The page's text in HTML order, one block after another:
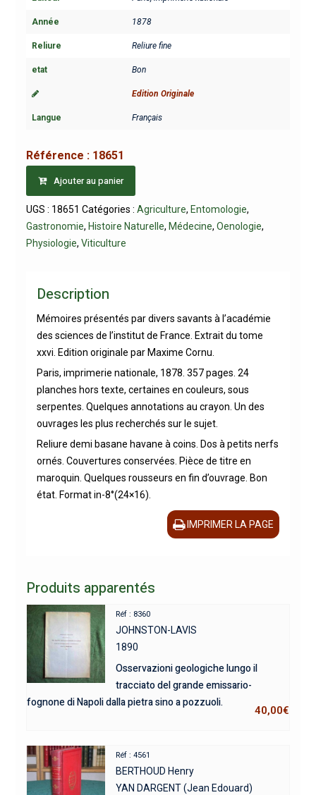
Année 1878
Reliure Reliure fine
etat Bon
Edition Originale
Langue Français
Référence : 18651
Ajouter au panier
UGS : 18651 Catégories : Agriculture, Entomologie,
Gastronomie, Histoire Naturelle, Médecine, Oenologie,
Physiologie, Viticulture
Description
Mémoires présentés par divers savants à l’académie
des sciences de l’institut de France. Extrait du tome
xxvi. Edition originale par Maxime Cornu.
Paris, imprimerie nationale, 1878. 357 pages. 24
planches hors texte, certaines en couleurs, sous
serpentes. Quelques annotations au crayon. Un des
ouvrages les plus recherchés sur le sujet.
Reliure demi basane havane à coins. Dos à petits nerfs
ornés. Couvertures conservées. Pièce de titre en
maroquin. Quelques rousseurs en fin d’ouvrage. Bon
état. Format in-8°(24×16).
IMPRIMER LA PAGE
Produits apparentés
Réf : 8360
JOHNSTON-LAVIS
1890
Osservazioni geologiche lungo il
tracciato del grande emissario-
fognone di Napoli dalla pietra sino a pozzuoli.
40,00€
Réf : 4561
BERTHOUD Henry
YAN DARGENT (Jean Edouard)